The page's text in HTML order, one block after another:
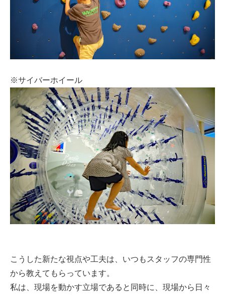
※サイバーホイール
こうした新たな視点や工夫は、いつもスタッフの専門性
から教えてもらっています。
私は、現場を動かす立場であると同時に、現場から日々